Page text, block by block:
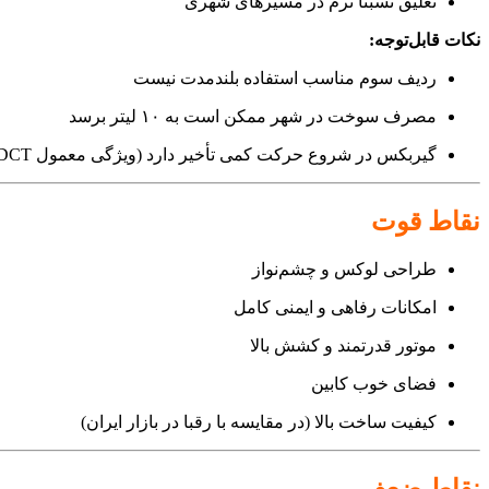
نکات قابل‌توجه:
ردیف سوم مناسب استفاده بلندمدت نیست
مصرف سوخت در شهر ممکن است به ۱۰ لیتر برسد
گیربکس در شروع حرکت کمی تأخیر دارد (ویژگی معمول DCT)
نقاط قوت
طراحی لوکس و چشم‌نواز
امکانات رفاهی و ایمنی کامل
موتور قدرتمند و کشش بالا
فضای خوب کابین
کیفیت ساخت بالا (در مقایسه با رقبا در بازار ایران)